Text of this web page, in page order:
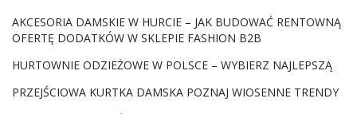
Zastanawiasz się,skąd się wzięły ubrania w grochy
bogatą historią! Ich znaczenie ewoluowało na przestrzeni
lat, jednak znane są światu już od średniowiecza, chociaż
postrzegane wtedy były na ubraniach, jako znak dżumy
AKCESORIA DAMSKIE W HURCIE – JAK BUDOWAĆ RENTOWNĄ
OFERTĘ DODATKÓW W SKLEPIE FASHION B2B
HURTOWNIE ODZIEŻOWE W POLSCE – WYBIERZ NAJLEPSZĄ
PRZEJŚCIOWA KURTKA DAMSKA POZNAJ WIOSENNE TRENDY